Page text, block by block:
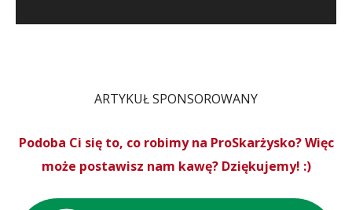
ARTYKUŁ SPONSOROWANY
Podoba Ci się to, co robimy na ProSkarżysko? Więc
może postawisz nam kawę? Dziękujemy! :)